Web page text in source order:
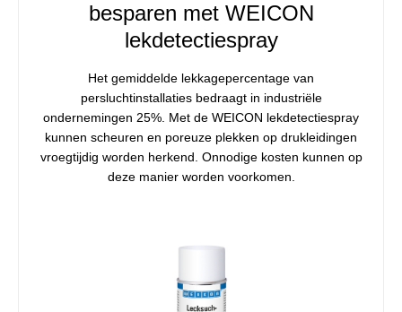
besparen met WEICON
lekdetectiespray
Het gemiddelde lekkagepercentage van
persluchtinstallaties bedraagt in industriële
ondernemingen 25%. Met de WEICON lekdetectiespray
kunnen scheuren en poreuze plekken op drukleidingen
vroegtijdig worden herkend. Onnodige kosten kunnen op
deze manier worden voorkomen.